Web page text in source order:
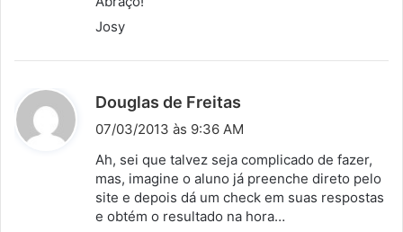
Josy
Douglas de Freitas
i
s
e
:
07/03/2013 às 9:36 AM
Ah, sei que talvez seja complicado de fazer,
mas, imagine o aluno já preenche direto pelo
site e depois dá um check em suas respostas
e obtém o resultado na hora…